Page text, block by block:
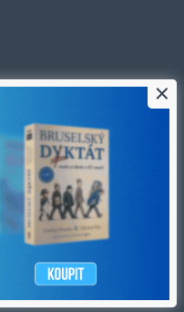
svolení vydavatele je
zejména rozmnožování a šíření
v českém nebo
též rozmnožování
textů nebo dat
×